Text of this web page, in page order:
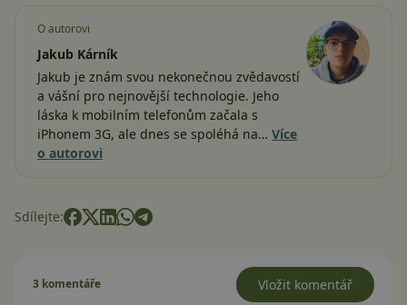
O autorovi
Jakub Kárník
Jakub je znám svou nekonečnou zvědavostí
a vášní pro nejnovější technologie. Jeho
láska k mobilním telefonům začala s
iPhonem 3G, ale dnes se spoléhá na… Více
o autorovi
Sdílejte:
3 komentáře Vložit komentář